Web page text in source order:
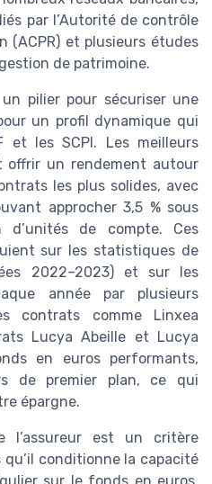
par l’Autorité de contrôle
(ACPR) et plusieurs études
de patrimoine.
pilier pour sécuriser une
un profil dynamique qui
et les SCPI. Les meilleurs
offrir un rendement autour
les plus solides, avec
approcher 3,5 % sous
de compte. Ces
sur les statistiques de
2022–2023) et sur les
année par plusieurs
contrats comme Linxea
Lucya Abeille et Lucya
en euros performants,
de premier plan, ce qui
épargne.
l’assureur est un critère
conditionne la capacité